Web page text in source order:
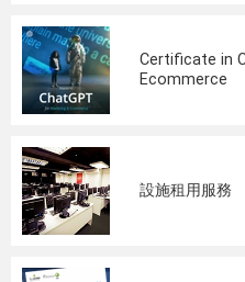
Certificate in
Ecommerce
設施租用服務